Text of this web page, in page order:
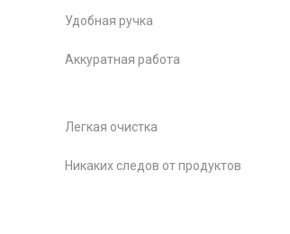
Удобная ручка
Аккуратная работа
Легкая очистка
Никаких следов от продуктов